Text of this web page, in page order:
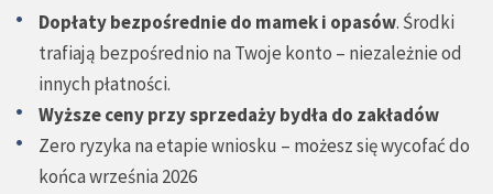
Dopłaty bezpośrednie do mamek i opasów. Środki
trafiają bezpośrednio na Twoje konto – niezależnie od
innych płatności.
Wyższe ceny przy sprzedaży bydła do zakładów
Zero ryzyka na etapie wniosku – możesz się wycofać do
końca września 2026